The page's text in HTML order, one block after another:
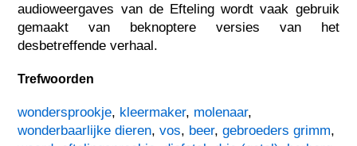
audioweergaves van de Efteling wordt vaak gebruik
gemaakt van beknoptere versies van het
desbetreffende verhaal.
Trefwoorden
wondersprookje, kleermaker, molenaar,
wonderbaarlijke dieren,vos, beer,gebroeders grimm,